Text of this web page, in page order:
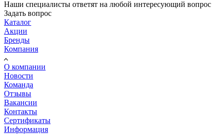
Наши специалисты ответят на любой интересующий вопрос
Задать вопрос
Каталог
Акции
Бренды
Компания
О компании
Новости
Команда
Отзывы
Вакансии
Контакты
Сертификаты
Информация